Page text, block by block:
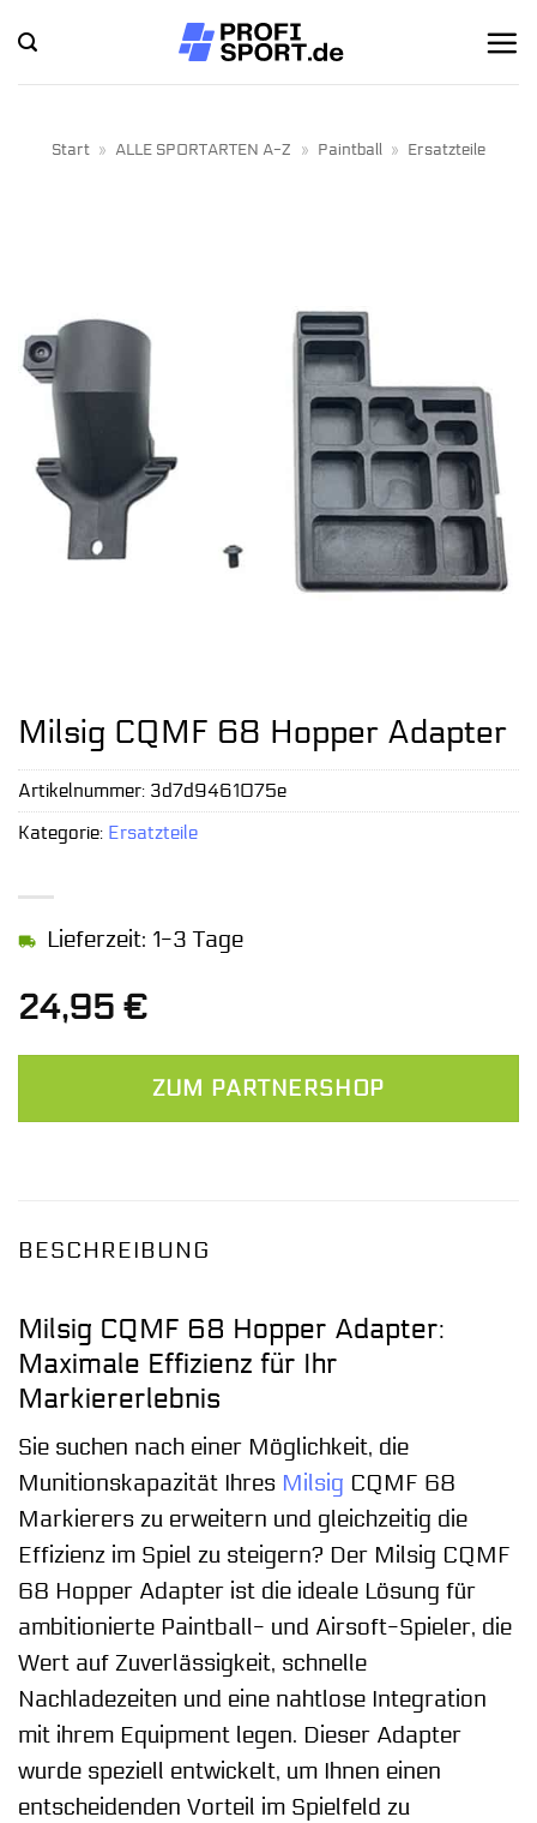
Inhalt
springen
Start » ALLE SPORTARTEN A-Z » Paintball » Ersatzteile
Milsig CQMF 68 Hopper Adapter
24,95 €
Lieferzeit: 1-3 Tage
ZUM PARTNERSHOP
Artikelnummer: 3d7d9461075e
Kategorie: Ersatzteile
BESCHREIBUNG
Milsig CQMF 68 Hopper Adapter:
Maximale Effizienz für Ihr
Markiererlebnis
Sie suchen nach einer Möglichkeit, die
Munitionskapazität Ihres Milsig CQMF 68
Markierers zu erweitern und gleichzeitig die
Effizienz im Spiel zu steigern? Der Milsig CQMF
68 Hopper Adapter ist die ideale Lösung für
ambitionierte Paintball- und Airsoft-Spieler, die
Wert auf Zuverlässigkeit, schnelle
Nachladezeiten und eine nahtlose Integration
mit ihrem Equipment legen. Dieser Adapter
wurde speziell entwickelt, um Ihnen einen
entscheidenden Vorteil im Spielfeld zu